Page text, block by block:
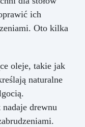
ich
Oto kilka
oleje, takie jak
naturalne
nadaje drewnu